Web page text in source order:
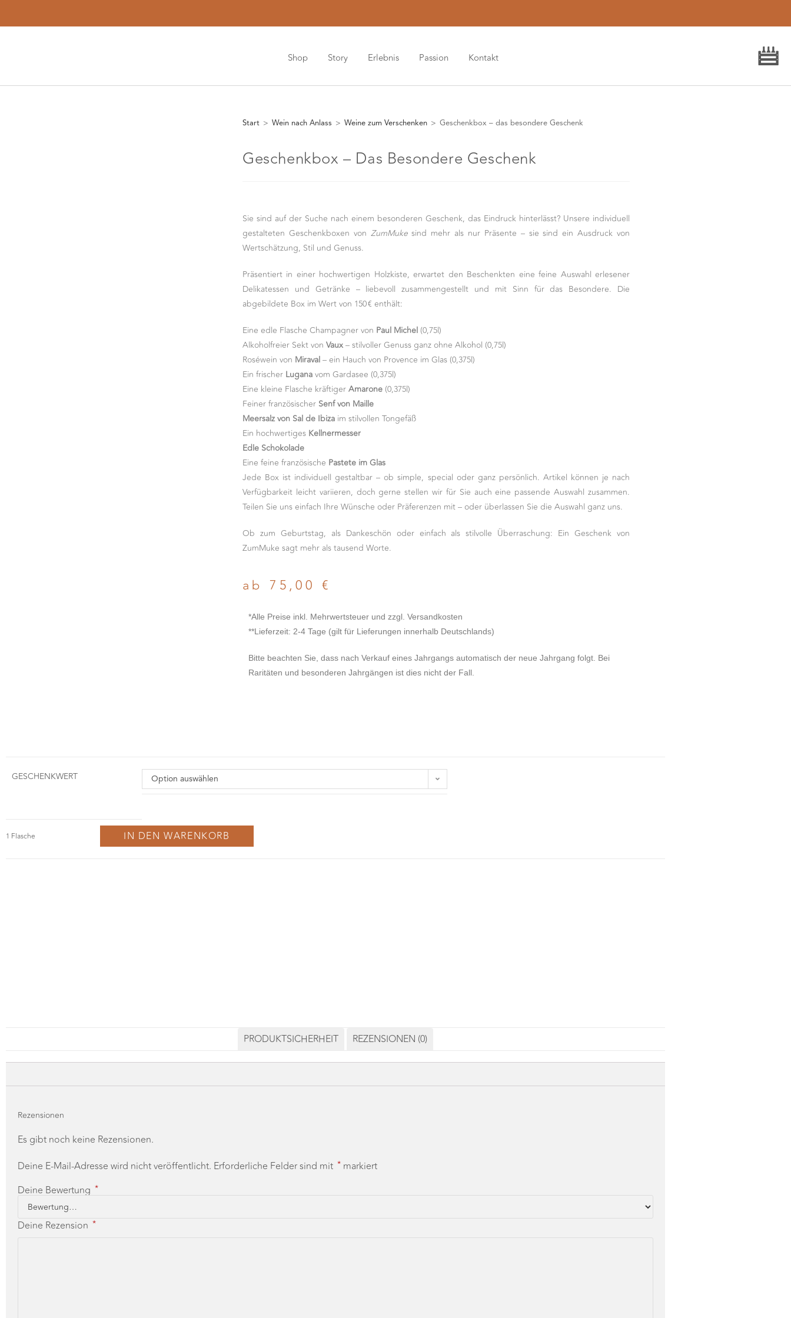
Shop Story Erlebnis Passion Kontakt
Start > Wein nach Anlass > Weine zum Verschenken > Geschenkbox – das besondere Geschenk
Geschenkbox – Das Besondere Geschenk
Sie sind auf der Suche nach einem besonderen Geschenk, das Eindruck hinterlässt? Unsere individuell
gestalteten Geschenkboxen von ZumMukesind mehr als nur Präsente – sie sind ein Ausdruck von
Wertschätzung, Stil und Genuss.
Präsentiert in einer hochwertigen Holzkiste, erwartet den Beschenkten eine feine Auswahl erlesener
Delikatessen und Getränke – liebevoll zusammengestellt und mit Sinn für das Besondere. Die
abgebildete Box im Wert von 150 € enthält:
Eine edle Flasche Champagner von Paul Michel (0,75l)
Alkoholfreier Sekt von Vaux– stilvoller Genuss ganz ohne Alkohol (0,75l)
Roséwein von Miraval– ein Hauch von Provence im Glas (0,375l)
Ein frischer Luganavom Gardasee (0,375l)
Eine kleine Flasche kräftigerAmarone (0,375l)
Feiner französischer Senf von Maille
Meersalz von Sal de Ibiza im stilvollen Tongefäß
Ein hochwertiges Kellnermesser
Edle Schokolade
Eine feine französische Pastete im Glas
Jede Box ist individuell gestaltbar – ob simple, special oder ganz persönlich. Artikel können je nach
Verfügbarkeit leicht variieren, doch gerne stellen wir für Sie auch eine passende Auswahl zusammen.
Teilen Sie uns einfach Ihre Wünsche oder Präferenzen mit – oder überlassen Sie die Auswahl ganz uns.
Ob zum Geburtstag, als Dankeschön oder einfach als stilvolle Überraschung: Ein Geschenk von
ZumMuke sagt mehr als tausend Worte.
ab 75,00 €
*Alle Preise inkl. Mehrwertsteuer und zzgl. Versandkosten
**Lieferzeit: 2-4 Tage (gilt für Lieferungen innerhalb Deutschlands)
Bitte beachten Sie, dass nach Verkauf eines Jahrgangs automatisch der neue Jahrgang folgt. Bei
Raritäten und besonderen Jahrgängen ist dies nicht der Fall.
GESCHENKWERT Option auswählen
IN DEN WARENKORB
PRODUKTSICHERHEIT REZENSIONEN (0)
Rezensionen
Es gibt noch keine Rezensionen.
Deine E-Mail-Adresse wird nicht veröffentlicht. Erforderliche Felder sind mit * markiert
Deine Bewertung *
Deine Rezension *